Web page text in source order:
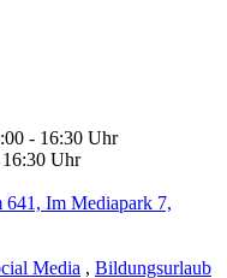
- 16:30 Uhr
Uhr
Im Mediapark 7,
Media , Bildungsurlaub